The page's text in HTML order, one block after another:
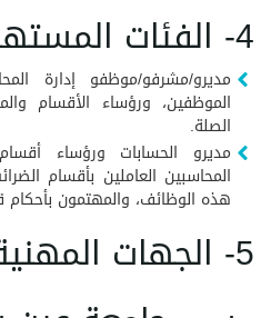
4- الفئات المستهدفة
مديرو/مشرفو/موظفو إدارة
الموظفين، ورؤساء الأقسام
الصلة.
مديرو الحسابات ورؤساء
المحاسبين العاملين بأقسام
هذه الوظائف، والمهتمون بأحكام
5- الجهات المهنية: